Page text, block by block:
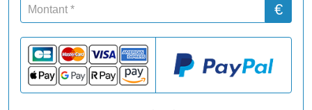
€